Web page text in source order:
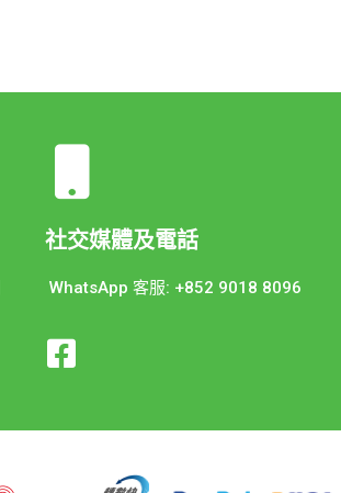
社交媒體及電話
WhatsApp 客服: +852 9018 8096